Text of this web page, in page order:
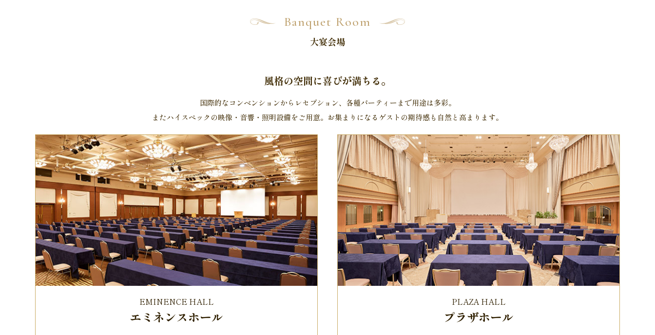
Banquet Room
大宴会場
風格の空間に喜びが満ちる。
国際的なコンベンションからレセプション、各種パーティーまで用途は多彩。
またハイスペックの映像・音響・照明設備をご用意。お集まりになるゲストの期待感も自然と高まります。
EMINENCE HALL
エミネンスホール
PLAZA HALL
プラザホール